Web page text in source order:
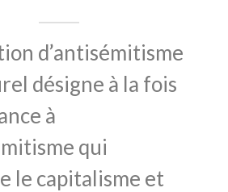
d’antisémitisme
désigne à la fois
à
qui
le capitalisme et